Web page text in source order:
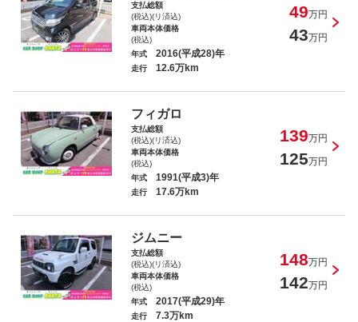
支払総額
(税込)(リ済込)
49万円
車両本体価格
(税込)
43万円
年式 2016(平成28)年
走行 12.6万km
フィガロ
支払総額
(税込)(リ済込)
139万円
車両本体価格
(税込)
125万円
年式 1991(平成3)年
走行 17.6万km
ジムニー
支払総額
(税込)(リ済込)
148万円
車両本体価格
(税込)
142万円
年式 2017(平成29)年
走行 7.3万km